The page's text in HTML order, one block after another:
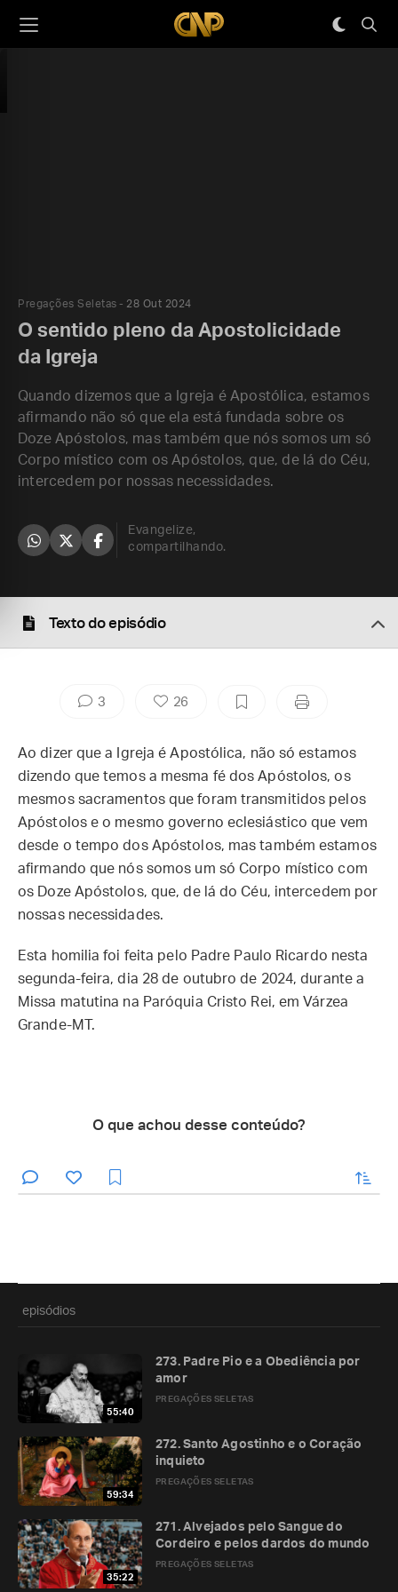
Pregações Seletas 28 Out 2024
O sentido pleno da Apostolicidade
da Igreja
Quando dizemos que a Igreja é Apostólica, estamos
afirmando não só que ela está fundada sobre os
Doze Apóstolos, mas também que nós somos um só
Corpo místico com os Apóstolos, que, de lá do Céu,
intercedem por nossas necessidades.
Evangelize,
compartilhando.
Texto do episódio
3 26
Ao dizer que a Igreja é Apostólica, não só estamos
dizendo que temos a mesma fé dos Apóstolos, os
mesmos sacramentos que foram transmitidos pelos
Apóstolos e o mesmo governo eclesiástico que vem
desde o tempo dos Apóstolos, mas também estamos
afirmando que nós somos um só Corpo místico com
os Doze Apóstolos, que, de lá do Céu, intercedem por
nossas necessidades.
Esta homilia foi feita pelo Padre Paulo Ricardo nesta
segunda-feira, dia 28 de outubro de 2024, durante a
Missa matutina na Paróquia Cristo Rei, em Várzea
Grande-MT.
O que achou desse conteúdo?
enviar
episódios
55:40
PREGAÇÕES SELETAS
273. Padre Pio e a Obediência por
amor
59:34
PREGAÇÕES SELETAS
272. Santo Agostinho e o Coração
inquieto
35:22
PREGAÇÕES SELETAS
271. Alvejados pelo Sangue do
Cordeiro e pelos dardos do mundo